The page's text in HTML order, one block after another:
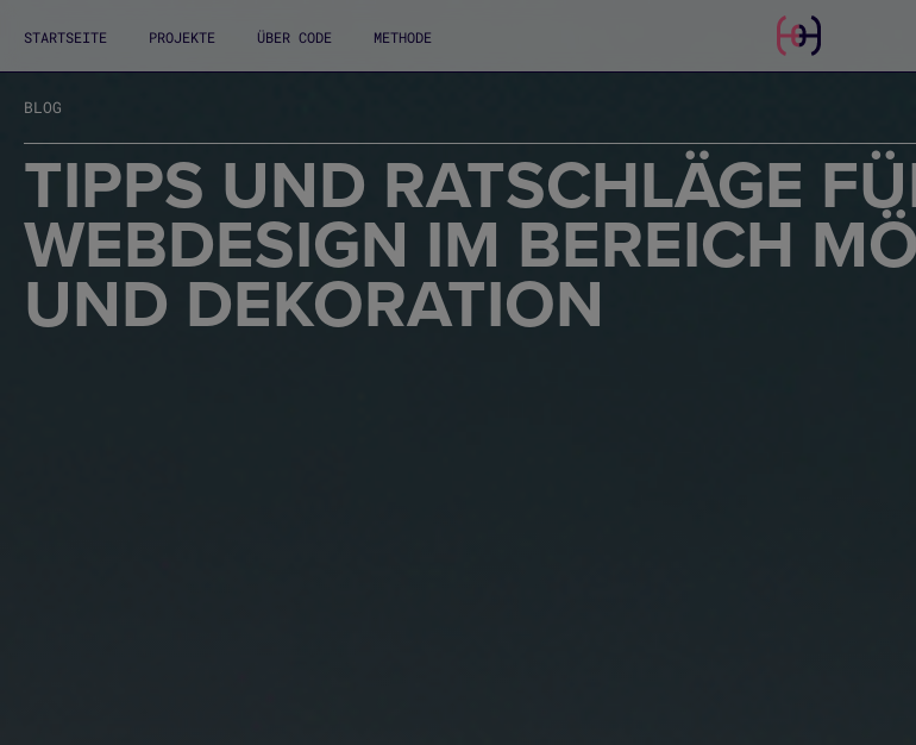
STARTSEITE PROJEKTE ÜBER CODE METHODE
BLOG
TIPPS UND RATSCHLÄGE
WEBDESIGN IM BEREICH
UND DEKORATION